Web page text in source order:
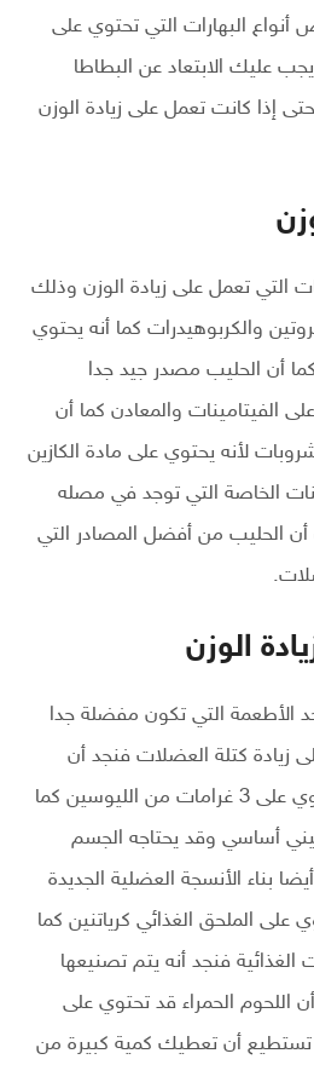
أنواع البهارات التي تحتوي على
عليك الابتعاد عن البطاطا
إذا كانت تعمل على زيادة الوزن
التي تعمل على زيادة الوزن وذلك
والكربوهيدرات كما أنه يحتوي
أن الحليب مصدر جيد جدا
الفيتامينات والمعادن كما أن
لأنه يحتوي على مادة الكازين
الخاصة التي توجد في مصله
أن الحليب من أفضل المصادر التي
الوزن
الأطعمة التي تكون مفضلة جدا
زيادة كتلة العضلات فنجد أن
شريحة اللحمة الواحدة تحتوي على 3 غرامات من الليوسين كما
أساسي وقد يحتاجه الجسم
بناء الأنسجة العضلية الجديدة
على الملحق الغذائي كرياتنين كما
الغذائية فنجد أنه يتم تصنيعها
اللحوم الحمراء قد تحتوي على
تستطيع أن تعطيك كمية كبيرة من